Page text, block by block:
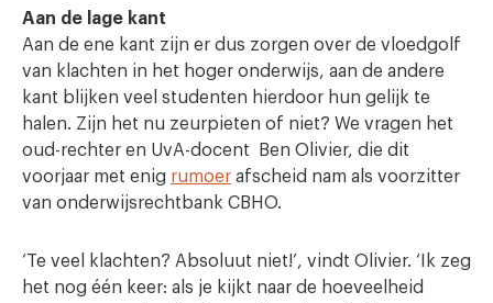
Aan de lage kant
Aan de ene kant zijn er dus zorgen over de vloedgolf
van klachten in het hoger onderwijs, aan de andere
kant blijken veel studenten hierdoor hun gelijk te
halen. Zijn het nu zeurpieten of niet? We vragen het
oud-rechter en UvA-docent Ben Olivier, die dit
voorjaar met enig rumoer afscheid nam als voorzitter
van onderwijsrechtbank CBHO.
‘Te veel klachten? Absoluut niet!’, vindt Olivier. ‘Ik zeg
het nog één keer: als je kijkt naar de hoeveelheid